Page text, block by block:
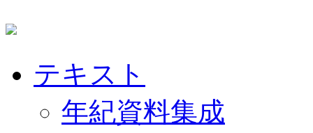
テキスト
年紀資料集成